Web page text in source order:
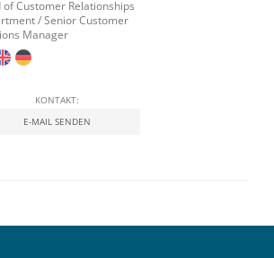
of Customer Relationships
/ Senior Customer
Manager
KONTAKT:
E-MAIL SENDEN